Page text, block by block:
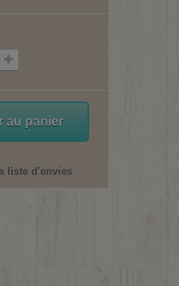
au panier
liste d'envies